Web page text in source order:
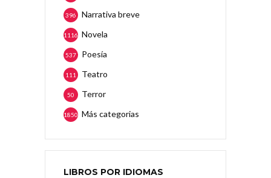
Narrativa breve
396
Novela
1116
Poesía
537
Teatro
111
Terror
50
Más categorias
1850
LIBROS POR IDIOMAS